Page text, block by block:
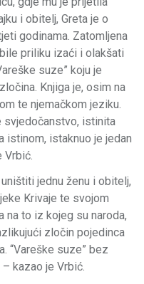
i obitelj, Greta je o
godinama. Zatomljena
priliku izaći i olakšati
suze” koju je
Knjiga je, osim na
te njemačkom jeziku.
svjedočanstvo, istinita
istinom, istaknuo je jedan
Vrbić.
jednu ženu i obitelj,
Krivaje te svojom
na to iz kojeg su naroda,
zločin pojedinca
“Vareške suze” bez
kazao je Vrbić.